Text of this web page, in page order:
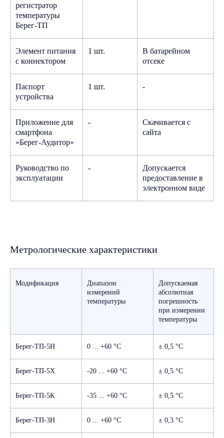
регистратор
температуры
Берег-ТП
Элемент питания
с коннектором
1 шт.
В батарейном
отсеке
Паспорт
устройства
1 шт. -
Приложение для
смартфона
«Берег-Аудитор»
-
Скачивается с
сайта
Руководство по
эксплуатации
-
Допускается
предоставление в
электронном виде
Метрологические характеристики
Модификация
Диапазон
измерений
температуры
Допускаемая
абсолютная
погрешность
при измерении
температуры
Берег-ТП-5Н 0 ... +60 °C ± 0,5 °C
Берег-ТП-5Х -20 ... +60 °C ± 0,5 °C
Берег-ТП-5К -35 ... +60 °C ± 0,5 °C
Берег-ТП-3Н 0 ... +60 °C ± 0,3 °C
Описание типа средства измерений
«Регистраторы многоканальные
Микропрограмма
Obereg_v2.05_Firmware_DfuPackage.zip
Скачать